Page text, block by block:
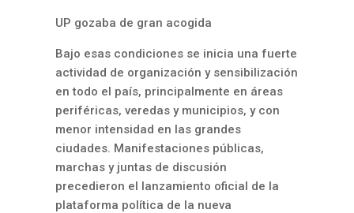
UP gozaba de gran acogida
Bajo esas condiciones se inicia una fuerte
actividad de organización y sensibilización
en todo el país, principalmente en áreas
periféricas, veredas y municipios, y con
menor intensidad en las grandes
ciudades. Manifestaciones públicas,
marchas y juntas de discusión
precedieron el lanzamiento oficial de la
plataforma política de la nueva